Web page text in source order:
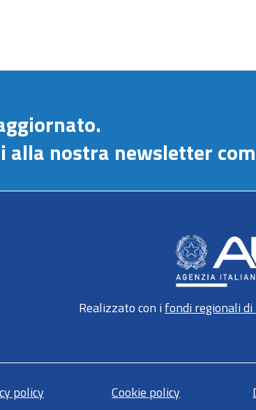
alla nostra newsletter
Realizzato con ifondi regionali
policy Cookie policy